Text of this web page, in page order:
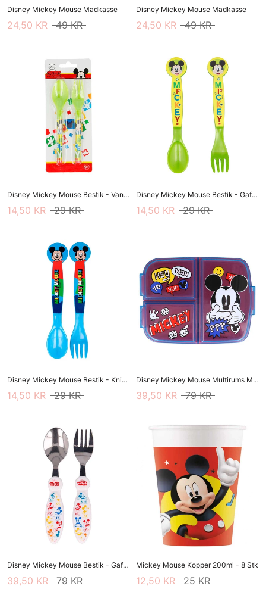
Disney Mickey Mouse Madkasse
24,50 KR 49 KR
Disney Mickey Mouse Madkasse
24,50 KR 49 KR
Disney Mickey Mouse Bestik - Vandfarver
14,50 KR 29 KR
Disney Mickey Mouse Bestik - Gaffel/ske
14,50 KR 29 KR
Disney Mickey Mouse Bestik - Kniv/gaffel
14,50 KR 29 KR
Disney Mickey Mouse Multirums Madkasse
39,50 KR 79 KR
Disney Mickey Mouse Bestik - Gaffel/Ske
39,50 KR 79 KR
Mickey Mouse Kopper 200ml - 8 Stk
12,50 KR 25 KR